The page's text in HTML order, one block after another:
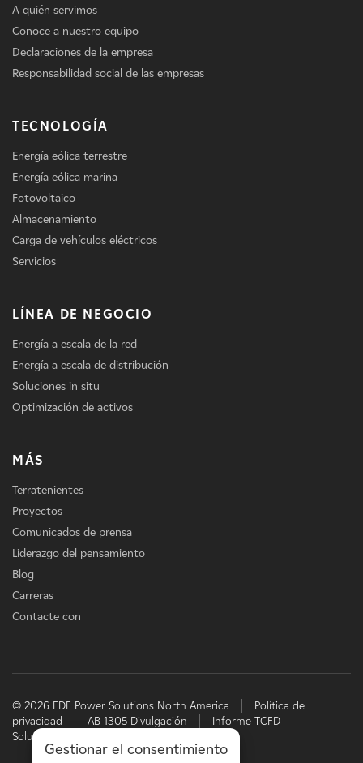
A quién servimos
Conoce a nuestro equipo
Declaraciones de la empresa
Responsabilidad social de las empresas
TECNOLOGÍA
Energía eólica terrestre
Energía eólica marina
Fotovoltaico
Almacenamiento
Carga de vehículos eléctricos
Servicios
LÍNEA DE NEGOCIO
Energía a escala de la red
Energía a escala de distribución
Soluciones in situ
Optimización de activos
MÁS
Terratenientes
Proyectos
Comunicados de prensa
Liderazgo del pensamiento
Blog
Carreras
Contacte con
© 2026 EDF Power Solutions North America
Política de
privacidad
AB 1305 Divulgación
Informe TCFD
Soluciones energéticas de EDF
Gestionar el consentimiento